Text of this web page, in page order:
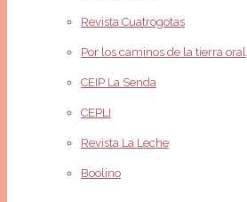
Revista Cuatrogotas
Por los caminos de la tierra oral
CEIP La Senda
CEPLI
Revista La Leche
Boolino